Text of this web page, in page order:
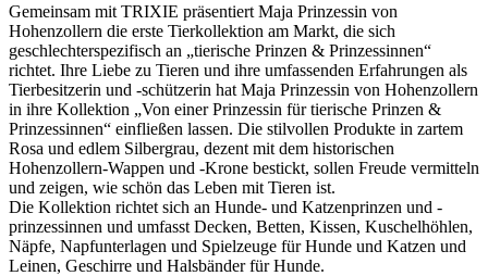
Gemeinsam mit TRIXIE präsentiert Maja Prinzessin von
Hohenzollern die erste Tierkollektion am Markt, die sich
geschlechterspezifisch an „tierische Prinzen & Prinzessinnen“
richtet. Ihre Liebe zu Tieren und ihre umfassenden Erfahrungen als
Tierbesitzerin und -schützerin hat Maja Prinzessin von Hohenzollern
in ihre Kollektion „Von einer Prinzessin für tierische Prinzen &
Prinzessinnen“ einfließen lassen. Die stilvollen Produkte in zartem
Rosa und edlem Silbergrau, dezent mit dem historischen
Hohenzollern-Wappen und -Krone bestickt, sollen Freude vermitteln
und zeigen, wie schön das Leben mit Tieren ist.
Die Kollektion richtet sich an Hunde- und Katzenprinzen und -
prinzessinnen und umfasst Decken, Betten, Kissen, Kuschelhöhlen,
Näpfe, Napfunterlagen und Spielzeuge für Hunde und Katzen und
Leinen, Geschirre und Halsbänder für Hunde.